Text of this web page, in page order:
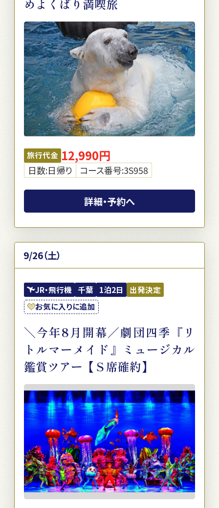
めよくばり満喫旅
旅行代金 12,990円
日数:日帰り コース番号:3S958
詳細・予約へ
9/26（土）
JR・飛行機 千葉 1泊2日
出発決定
お気に入りに追加
＼今年8月開幕／劇団四季『リ
トルマーメイド』ミュージカル
鑑賞ツアー【Ｓ席確約】